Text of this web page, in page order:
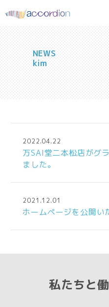
NEWS
kim
2022.04.22
万SAI堂二本松店がグ
ました。
2021.12.01
ホームページを公開い
私たちと